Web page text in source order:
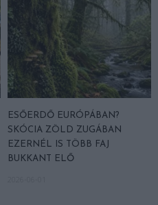
ESŐERDŐ EURÓPÁBAN?
SKÓCIA ZÖLD ZUGÁBAN
EZERNÉL IS TÖBB FAJ
BUKKANT ELŐ